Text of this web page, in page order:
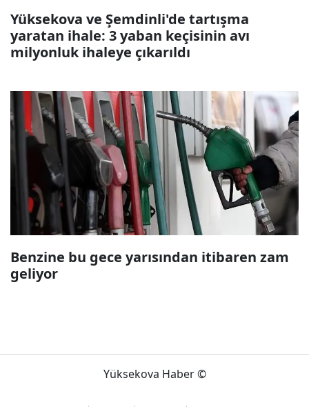
Yüksekova ve Şemdinli'de tartışma
yaratan ihale: 3 yaban keçisinin avı
milyonluk ihaleye çıkarıldı
Benzine bu gece yarısından itibaren zam
geliyor
Yüksekova Haber ©